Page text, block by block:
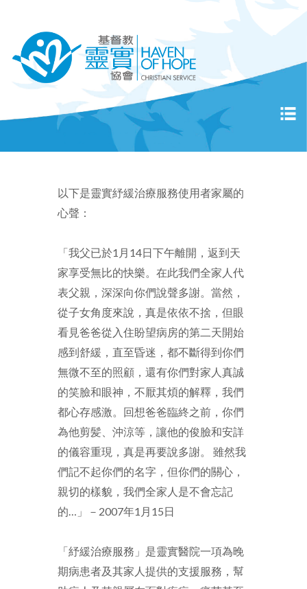
以下是靈實紓緩治療服務使用者家屬的
心聲：
「我父已於1月14日下午離開，返到天
家享受無比的快樂。在此我們全家人代
表父親，深深向你們說聲多謝。當然，
從子女角度來說，真是依依不捨，但眼
看見爸爸從入住盼望病房的第二天開始
感到舒緩，直至昏迷，都不斷得到你們
無微不至的照顧，還有你們對家人真誠
的笑臉和眼神，不厭其煩的解釋，我們
都心存感激。回想爸爸臨終之前，你們
為他剪髪、沖涼等，讓他的俊臉和安詳
的儀容重現，真是再要說多謝。 雖然我
們記不起你們的名字，但你們的關心，
親切的樣貌，我們全家人是不會忘記
的…」－2007年1月15日
「紓緩治療服務」是靈實醫院一項為晚
期病患者及其家人提供的支援服務，幫